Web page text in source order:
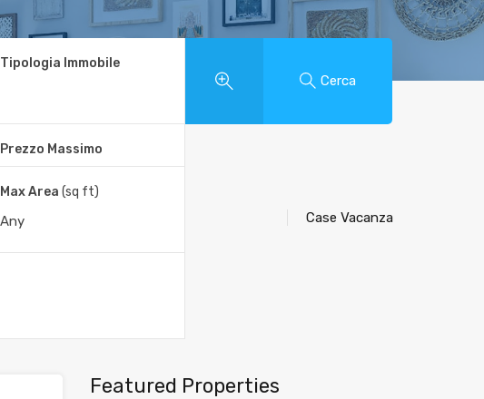
Tipologia Immobile
Prezzo Massimo
Max Area (sq ft)
Cerca
Case Vacanza
Featured Properties